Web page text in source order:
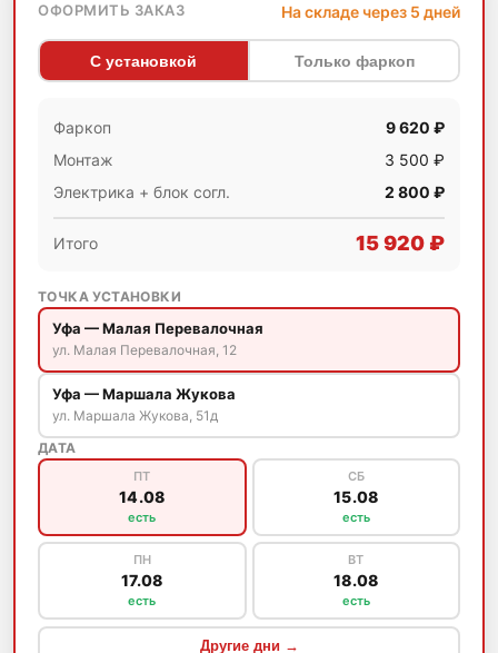
ОФОРМИТЬ ЗАКАЗ На складе через 5 дней
С установкой Только фаркоп
Фаркоп
9 620 ₽
Монтаж
3 500 ₽
Электрика + блок согл.
2 800 ₽
Итого 15 920 ₽
ТОЧКА УСТАНОВКИ
Уфа — Малая Перевалочная
ул. Малая Перевалочная, 12
Уфа — Маршала Жукова
ул. Маршала Жукова, 51д
ДАТА
ПТ
14.08
есть
СБ
15.08
есть
ПН
17.08
есть
ВТ
18.08
есть
Другие дни →